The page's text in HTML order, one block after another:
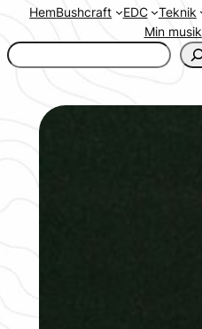
HemBushcraft EDC Teknik
Min musik
www.urbanfjellstrom.se/